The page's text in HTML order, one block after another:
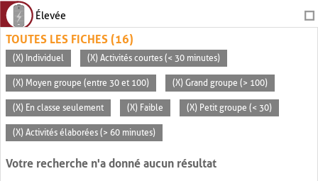
Élevée
TOUTES LES FICHES (16)
(X) Individuel (X) Activités courtes (< 30 minutes)
(X) Moyen groupe (entre 30 et 100) (X) Grand groupe (> 100)
(X) En classe seulement (X) Faible (X) Petit groupe (< 30)
(X) Activités élaborées (> 60 minutes)
Votre recherche n'a donné aucun résultat